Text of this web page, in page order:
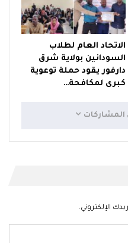
الاتحاد العام لطلاب
السودانين بولاية شرق
دارفور يقود حملة توعوية
كبرى لمكافحة…
المشاركات
الإلكتروني.